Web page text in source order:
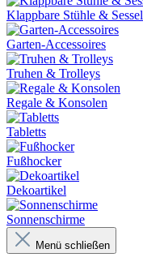
Klappbare Stühle & Sessel
Garten-Accessoires
Truhen & Trolleys
Regale & Konsolen
Tabletts
Fußhocker
Dekoartikel
Sonnenschirme
Menü schließen